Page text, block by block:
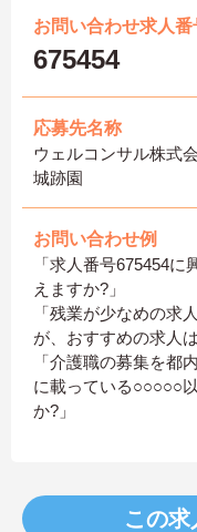
お問い合わせ求人番
675454
応募先名称
ウェルコンサル株式
城跡園
お問い合わせ例
「求人番号675454
えますか?」
「残業が少なめの求
が、おすすめの求人
「介護職の募集を都
に載っている○○○○○
か?」
この